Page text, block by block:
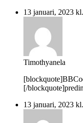
13 januari, 2023
Timothyanela
[/
13 januari, 2023